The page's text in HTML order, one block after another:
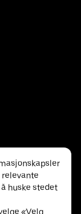
huske stedet
«Velg